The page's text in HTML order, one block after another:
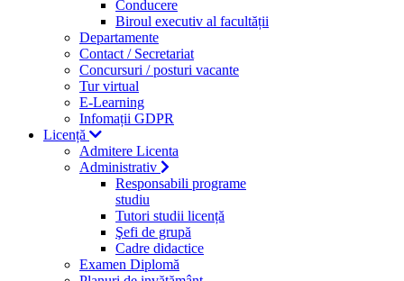
Conducere
Biroul executiv al facultății
Departamente
Contact / Secretariat
Concursuri / posturi vacante
Tur virtual
E-Learning
Infomații GDPR
Licență
Admitere Licenta
Administrativ
Responsabili programe
studiu
Tutori studii licență
Şefi de grupă
Cadre didactice
Examen Diplomă